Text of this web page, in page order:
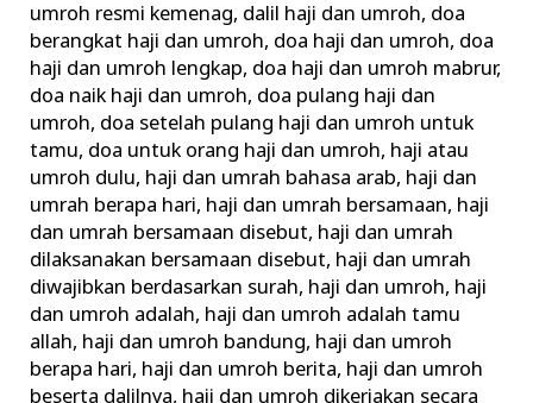
umroh resmi kemenag, dalil haji dan umroh, doa
berangkat haji dan umroh, doa haji dan umroh, doa
haji dan umroh lengkap, doa haji dan umroh mabrur,
doa naik haji dan umroh, doa pulang haji dan
umroh, doa setelah pulang haji dan umroh untuk
tamu, doa untuk orang haji dan umroh, haji atau
umroh dulu, haji dan umrah bahasa arab, haji dan
umrah berapa hari, haji dan umrah bersamaan, haji
dan umrah bersamaan disebut, haji dan umrah
dilaksanakan bersamaan disebut, haji dan umrah
diwajibkan berdasarkan surah, haji dan umroh, haji
dan umroh adalah, haji dan umroh adalah tamu
allah, haji dan umroh bandung, haji dan umroh
berapa hari, haji dan umroh berita, haji dan umroh